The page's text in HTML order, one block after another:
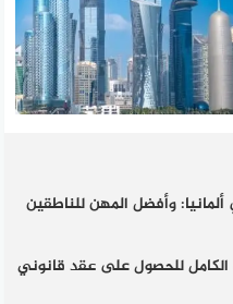
وأفضل المهن للناطقين
قطر 2025: دليلك الكامل للحصول على عقد قانوني